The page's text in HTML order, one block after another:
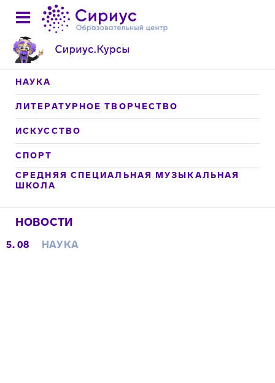
НАУКА
ЛИТЕРАТУРНОЕ ТВОРЧЕСТВО
ИСКУССТВО
СПОРТ
СРЕДНЯЯ СПЕЦИАЛЬНАЯ МУЗЫКАЛЬНАЯ
ШКОЛА
НОВОСТИ
5. 08 НАУКА